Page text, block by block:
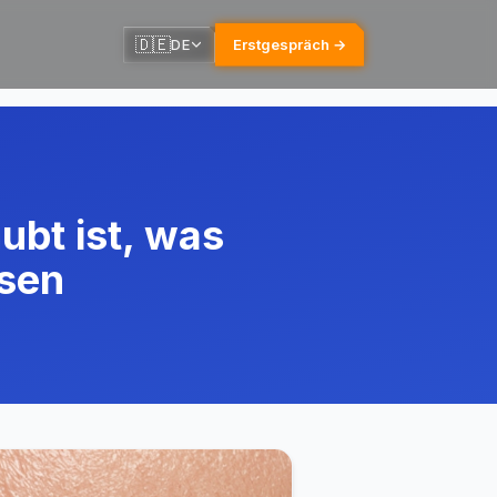
🇩🇪DE Erstgespräch →
🇩🇪DE Erstgespräch →
ist, was